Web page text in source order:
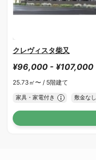
クレヴィスタ柴又
¥96,000 - ¥107,000
25.73㎡〜 / 5階建て
家具・家電付き 敷金なし